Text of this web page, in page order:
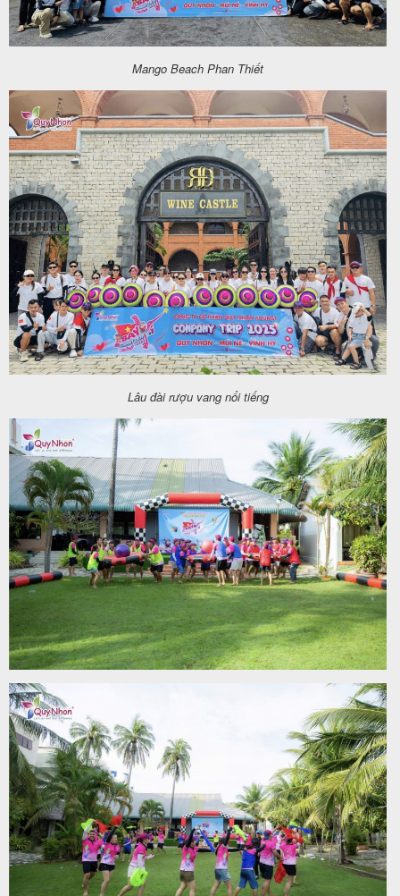
Mango Beach Phan Thiết
Lâu đài rượu vang nổi tiếng